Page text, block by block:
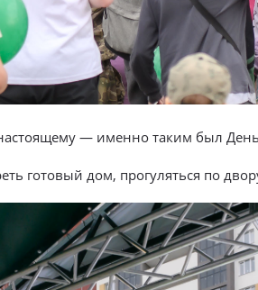
— именно таким был
готовый дом, прогуляться по